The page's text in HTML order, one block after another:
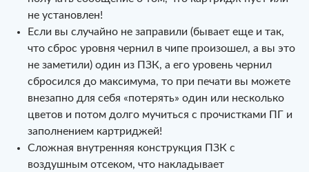
не установлен!
Если вы случайно не заправили (бывает еще и так,
что сброс уровня чернил в чипе произошел, а вы это
не заметили) один из ПЗК, а его уровень чернил
сбросился до максимума, то при печати вы можете
внезапно для себя «потерять» один или несколько
цветов и потом долго мучиться с прочистками ПГ и
заполнением картриджей!
Сложная внутренняя конструкция ПЗК с
воздушным отсеком, что накладывает